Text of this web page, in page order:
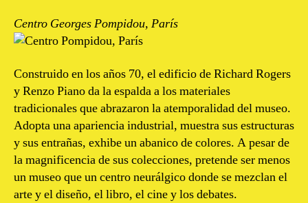
Centro Georges Pompidou, París
Construido en los años 70, el edificio de Richard Rogers
y Renzo Piano da la espalda a los materiales
tradicionales que abrazaron la atemporalidad del museo.
Adopta una apariencia industrial, muestra sus estructuras
y sus entrañas, exhibe un abanico de colores. A pesar de
la magnificencia de sus colecciones, pretende ser menos
un museo que un centro neurálgico donde se mezclan el
arte y el diseño, el libro, el cine y los debates.